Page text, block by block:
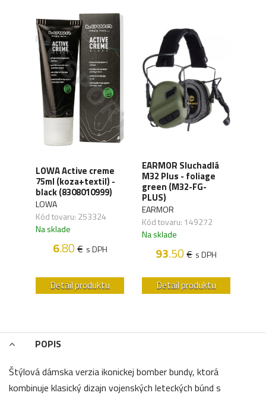
LOWA Active creme
75ml (koza+textil) -
black (8308010999)
LOWA
Kód tovaru: 253324
Na sklade
6.80€ s DPH
Detail produktu
EARMOR Sluchadlá
M32 Plus - foliage
green (M32-FG-
PLUS)
EARMOR
Kód tovaru: 149272
Na sklade
93.50€ s DPH
Detail produktu
POPIS
Štýlová dámska verzia ikonickej bomber bundy, ktorá
kombinuje klasický dizajn vojenských leteckých búnd s